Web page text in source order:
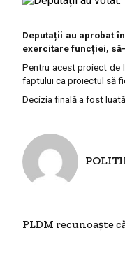
Deputații au aprobat
exercitare funcției,
Pentru acest proiect de
faptului ca proiectul să
Decizia finală a fost
PLDM recunoaşte